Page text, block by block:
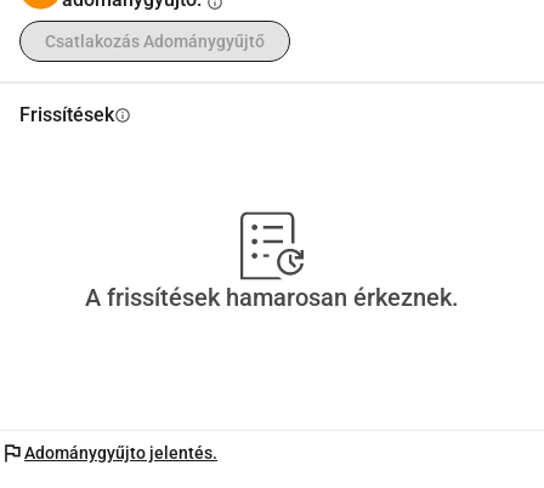
Csatlakozás Adománygyűjtő
Frissítésekinfo
A frissítések hamarosan érkeznek.
flagAdománygyűjto jelentés.